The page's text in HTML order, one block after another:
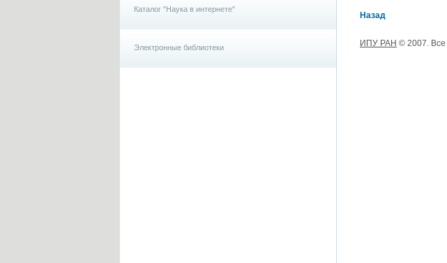
Каталог "Наука в интернете"
Электронные библиотеки
Назад
ИПУ РАН © 2007.